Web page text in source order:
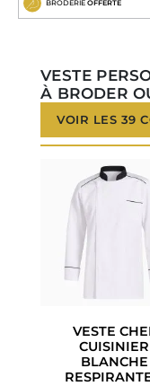
BRODERIE OFFERTE
VESTE
À BRODER
VOIR LES 39
VESTE
CUISINIER
BLANCHE